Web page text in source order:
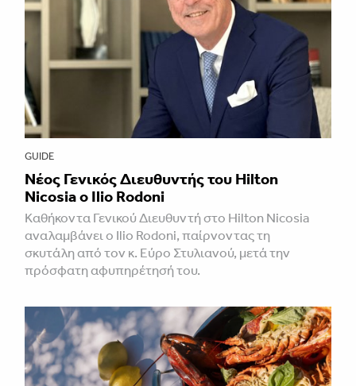
GUIDE
Νέος Γενικός Διευθυντής του Hilton
Nicosia ο Ilio Rodoni
Καθήκοντα Γενικού Διευθυντή στο Hilton Nicosia
αναλαμβάνει ο Ilio Rodoni, παίρνοντας τη
σκυτάλη από τον κ. Εύρο Στυλιανού, μετά την
πρόσφατη αφυπηρέτησή του.